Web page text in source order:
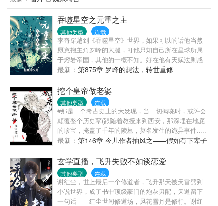
界大佬虎视眈眈，秦队长严防死守，就怕自个儿家被
偷了。一句话：媳妇儿，求你躺平吧！
成为女煞神（有男主，男主追妻之路坎坷不断）
吞噬星空之元重之主
其他类型 连载
李奇穿越到《吞噬星空》世界，如果可以的话他当然
愿意抱主角罗峰的大腿，可他只知自己所在星球所属
于熔岩帝国，其他的一概不知。好在他有天赋法则感
悟惊人，有奇遇初始基因32倍，这使他从熔岩帝国的
一颗普通培养星球走到了宇宙巅峰天才战的舞台上。
也在这时，他发现此时的《吞噬星空》与他记忆中的
有些不一样——“什么？人类有1004宇宙国！”“什么？
这届宇宙巅峰天才战最强选手的名字叫科谛！”直到这
一刻，李奇才明白，原来他是穿越过头了，在这个时
间罗峰的老师真衍王还没出生。穿越过头了？没关
系！李奇表示他有传承，而且比罗峰的传承更厉害。
就算罗峰成长到巅峰，撑死也就神王，而他是必将成
为神王之上的男人！（注：主角有天赋、有传承，且
只看过吞噬星空！只看过吞噬星空！只看过吞噬星
空！重要的事说三遍。）
最新： 第875章 罗峰的想法，转世重修
挖个皇帝做老婆
其他类型 连载
#那是一个考古史上的大发现，当一切揭晓时，或许会
颠覆整个历史覃(跟随着教授来到西安，那深埋在地底
的珍宝，掩盖了千年的陵墓，莫名发生的诡异事件.....
奋着、恐惧着他却在灵柩打开的一瞬愣住了，千年前
的帝王静静的躺在那儿，而他的心，也留在了那儿......
店老板》点这里～～完结的旧文《绝对诱惑》点这里
～～我的~怪诞江阳~专栏~请轻~戳想要和大家还有我
一起讨论讨论，勾搭勾搭的话，这里是群号哦~~：：
383366768 叫[江阳大道]这群人已满，要交流的话，可
以到二号群江阳小道江阳小道群号：284850353
最新： 第146章 今儿作者抽风之——假如有下辈子
玄学直播，飞升失败不如谈恋爱
其他类型 连载
谢红尘，世上最后一个修道者，飞升那天被天雷劈到
小说世界，成了书中顶级豪门的炮灰男配，天道留下
一句话——红尘世间修道场，风花雪月是修行。谢红